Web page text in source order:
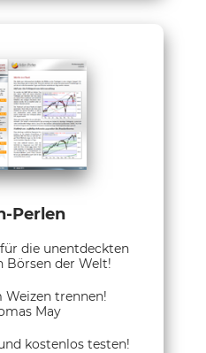
Perlen
die unentdeckten
Börsen der Welt!
Weizen trennen!
May
kostenlos testen!